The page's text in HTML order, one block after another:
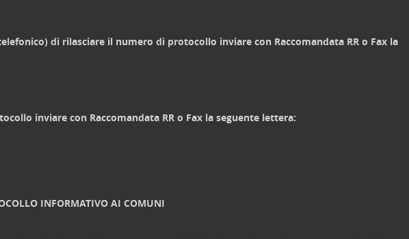
di rilasciare il numero di protocollo inviare con Raccomandata RR o Fax la
inviare con Raccomandata RR o Fax la seguente lettera:
INFORMATIVO AI COMUNI